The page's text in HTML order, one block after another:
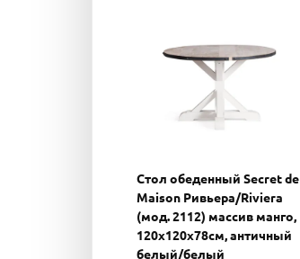
Стол обеденный Secret de
Maison Ривьера/Riviera
(мод. 2112) массив манго,
120х120х78см, античный
белый/белый